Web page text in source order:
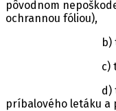
pôvodnom
ochrannou fóliou),
b) tovar
c) tovar
d) tovar musí
príbalového letáku a